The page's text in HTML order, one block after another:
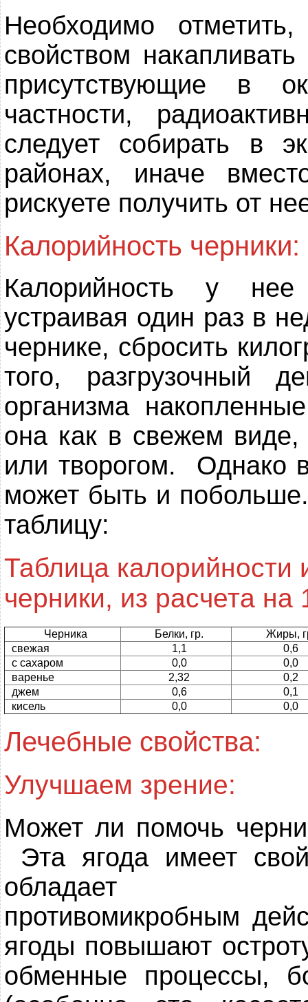
Необходимо
свойством
присутствующие в
частности,
следует собирать в
районах, иначе
рискуете получить от
Калорийность черники:
Калорийность у
устраивая один раз в
чернике, сбросить
того, разгрузочный
организма
она как в свежем
или творогом. Однако
может быть и
таблицу:
Таблица
черники, из расчета на
Черника Белки, гр.
Жиры,
свежая
1,1
0,6
с сахаром
0,0
0,0
варенье
2,32
0,2
джем
0,6
0,1
кисель
0,0 0,0
Лечебные свойства:
Улучшаем зрение:
Может ли помочь
Эта ягода имеет
обладает
противомикробным
ягоды повышают
обменные процессы,